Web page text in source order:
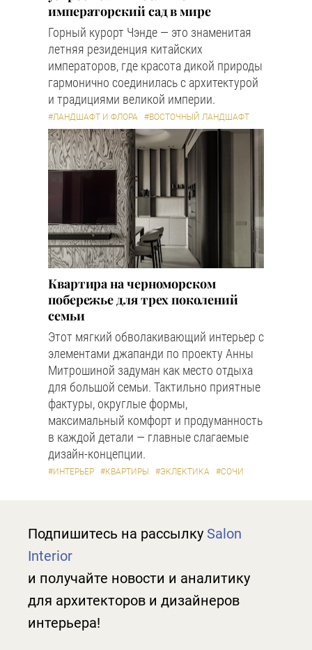
императорский сад в мире
Горный курорт Чэнде — это знаменитая
летняя резиденция китайских
императоров, где красота дикой природы
гармонично соединилась с архитектурой
и традициями великой империи.
#ЛАНДШАФТ И ФЛОРА #ВОСТОЧНЫЙ ЛАНДШАФТ
Квартира на черноморском
побережье для трех поколений
семьи
Этот мягкий обволакивающий интерьер с
элементами джапанди по проекту Анны
Митрошиной задуман как место отдыха
для большой семьи. Тактильно приятные
фактуры, округлые формы,
максимальный комфорт и продуманность
в каждой детали — главные слагаемые
дизайн-концепции.
#ИНТЕРЬЕР #КВАРТИРЫ #ЭКЛЕКТИКА #СОЧИ
Подпишитесь на рассылку Salon
Interior
и получайте новости и аналитику
для архитекторов и дизайнеров
интерьера!